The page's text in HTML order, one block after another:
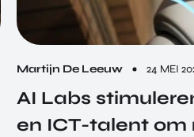
Martijn De Leeuw 24 MEI
AI Labs
en ICT-talent om